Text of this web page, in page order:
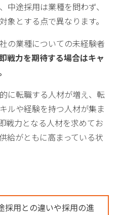
中途採用は業種を問わず、
象とする点で異なります。
の業種についての未経験者
戦力を期待する場合はキャ
に転職する人材が増え、転
ルや経験を持つ人材が集ま
戦力となる人材を求めてお
給がともに高まっている状
採用との違いや採用の進